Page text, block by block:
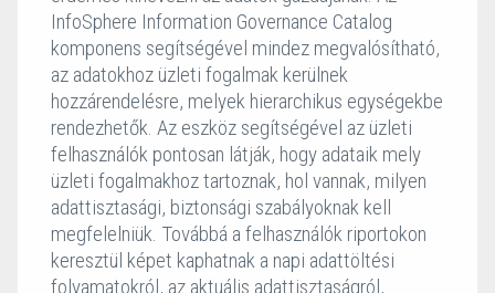
InfoSphere Information Governance Catalog
komponens segítségével mindez megvalósítható,
az adatokhoz üzleti fogalmak kerülnek
hozzárendelésre, melyek hierarchikus egységekbe
rendezhetők. Az eszköz segítségével az üzleti
felhasználók pontosan látják, hogy adataik mely
üzleti fogalmakhoz tartoznak, hol vannak, milyen
adattisztasági, biztonsági szabályoknak kell
megfelelniük. Továbbá a felhasználók riportokon
keresztül képet kaphatnak a napi adattöltési
folyamatokról, az aktuális adattisztaságról,